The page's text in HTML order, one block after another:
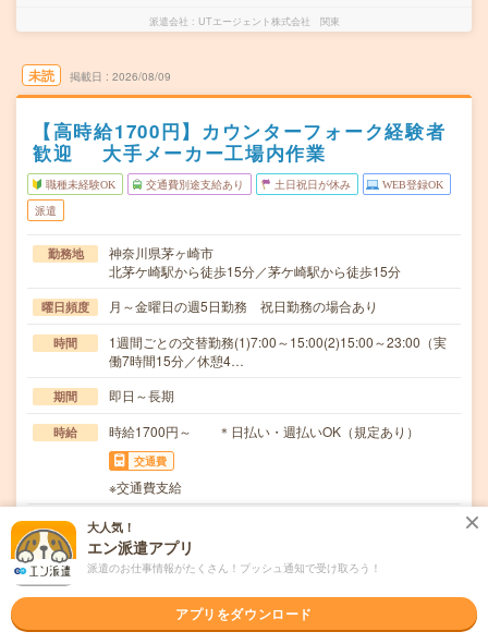
派遣会社 UTエージェント株式会社 関東
未読 掲載日 2026/08/09
【高時給1700円】カウンターフォーク経験者
歓迎 大手メーカー工場内作業
職種未経験OK 交通費別途支給あり 土日祝日が休み WEB登録OK
派遣
勤務地
神奈川県茅ヶ崎市
北茅ケ崎駅から徒歩15分／茅ケ崎駅から徒歩15分
曜日頻度 月～金曜日の週5日勤務 祝日勤務の場合あり
時間
1週間ごとの交替勤務(1)7:00～15:00(2)15:00～23:00（実
働7時間15分／休憩4…
期間 即日～長期
時給 時給1700円～ ＊日払い・週払いOK（規定あり）
交通費
※交通費支給
仕事内容
「フォーク経験を活かして、もっと条件の良い職場で働き
たい」そんな方におすすめの高待遇案件です。建設機…
応募資格
職種未経験OK / ブランクOK / パソコンスキル不要 / 英語力
不要
・フォークリフト免許をお持ちの方・カウンターフォーク
の実務経験がある方
大人気！
エン派遣アプリ
派遣のお仕事情報がたくさん！プッシュ通知で受け取ろう！
アプリをダウンロード